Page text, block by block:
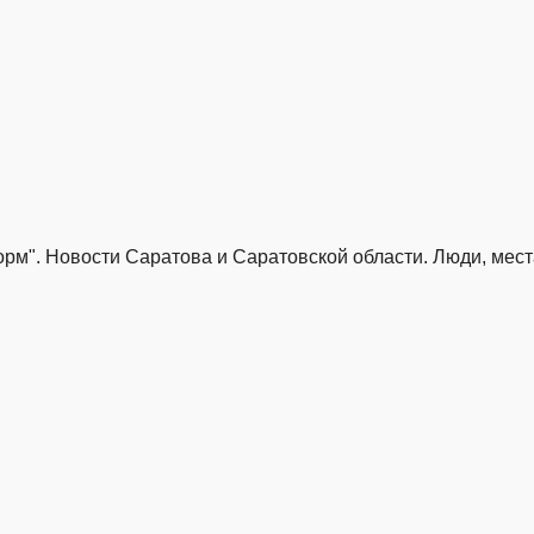
Новости Саратова и Саратовской области. Люди,